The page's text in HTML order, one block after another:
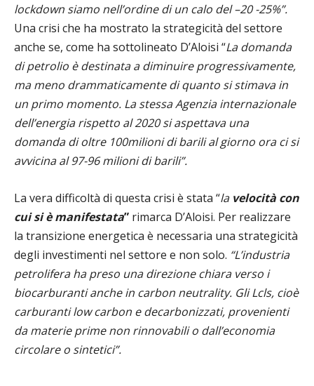
lockdown siamo nell’ordine di un calo del –20 -25%”.
Una crisi che ha mostrato la strategicità del settore
anche se, come ha sottolineato D’Aloisi “La domanda
di petrolio è destinata a diminuire progressivamente,
ma meno drammaticamente di quanto si stimava in
un primo momento. La stessa Agenzia internazionale
dell’energia rispetto al 2020 si aspettava una
domanda di oltre 100milioni di barili al giorno ora ci si
avvicina al 97-96 milioni di barili”.
La vera difficoltà di questa crisi è stata “la velocità con
cui si è manifestata” rimarca D’Aloisi. Per realizzare
la transizione energetica è necessaria una strategicità
degli investimenti nel settore e non solo. “L’industria
petrolifera ha preso una direzione chiara verso i
biocarburanti anche in carbon neutrality. Gli Lcls, cioè
carburanti low carbon e decarbonizzati, provenienti
da materie prime non rinnovabili o dall’economia
circolare o sintetici”.